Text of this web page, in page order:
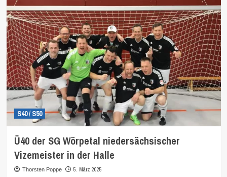
S40 / S50
Ü40 der SG Wörpetal niedersächsischer
Vizemeister in der Halle
Thorsten Poppe 5. März 2025